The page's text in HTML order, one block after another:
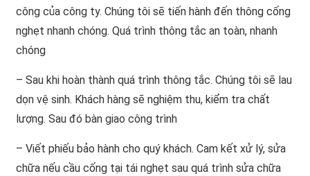
công của công ty. Chúng tôi sẽ tiến hành đến thông cống
nghẹt nhanh chóng. Quá trình thông tắc an toàn, nhanh
chóng
– Sau khi hoàn thành quá trình thông tắc. Chúng tôi sẽ lau
dọn vệ sinh. Khách hàng sẽ nghiệm thu, kiểm tra chất
lượng. Sau đó bàn giao công trình
– Viết phiếu bảo hành cho quý khách. Cam kết xử lý, sửa
chữa nếu cầu cống tại tái nghẹt sau quá trình sửa chữa